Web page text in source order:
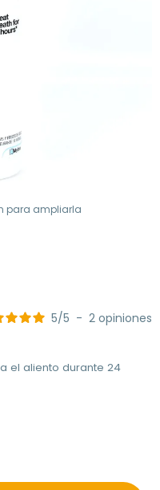
para ampliarla
5/5 - 2 opiniones
el aliento durante 24